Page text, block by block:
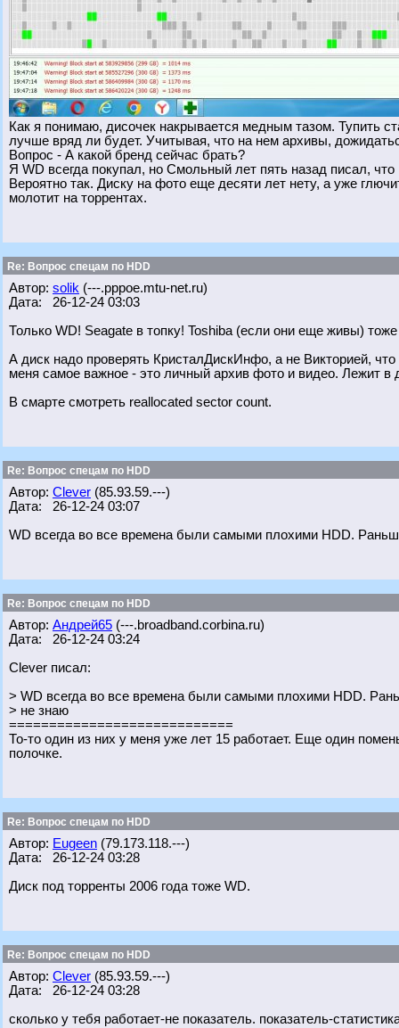
Как я понимаю, дисочек накрывается медным тазом. Тупить
лучше вряд ли будет. Учитывая, что на нем архивы,
Вопрос - А какой бренд сейчас брать?
Я WD всегда покупал, но Смольный лет пять назад писал, что
Вероятно так. Диску на фото еще десяти лет нету, а уже
молотит на торрентах.
Re: Вопрос спецам по HDD
Автор: solik (---.pppoe.mtu-net.ru)
Дата: 26-12-24 03:03
Только WD! Seagate в топку! Toshiba (если они еще живы) тоже
А диск надо проверять КристалДискИнфо, а не Викторией,
меня самое важное - это личный архив фото и видео. Лежит в
В смарте смотреть reallocated sector count.
Re: Вопрос спецам по HDD
Автор: Clever (85.93.59.---)
Дата: 26-12-24 03:07
WD всегда во все времена были самыми плохими HDD.
Re: Вопрос спецам по HDD
Автор: Андрей65 (---.broadband.corbina.ru)
Дата: 26-12-24 03:24
Clever писал:
> WD всегда во все времена были самыми плохими HDD.
> не знаю
============================
То-то один из них у меня уже лет 15 работает. Еще один
полочке.
Re: Вопрос спецам по HDD
Автор: Eugeen (79.173.118.---)
Дата: 26-12-24 03:28
Диск под торренты 2006 года тоже WD.
Re: Вопрос спецам по HDD
Автор: Clever (85.93.59.---)
Дата: 26-12-24 03:28
сколько у тебя работает-не показатель. показатель-